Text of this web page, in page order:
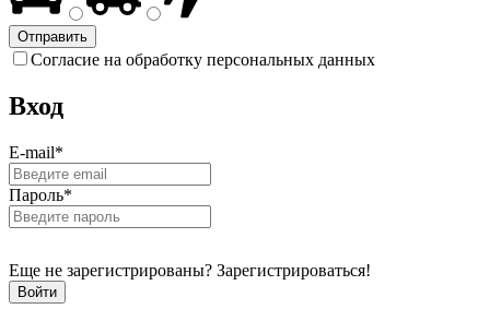
Согласие на обработку персональных данных
Вход
E-mail*
Пароль*
Еще не зарегистрированы? Зарегистрироваться!